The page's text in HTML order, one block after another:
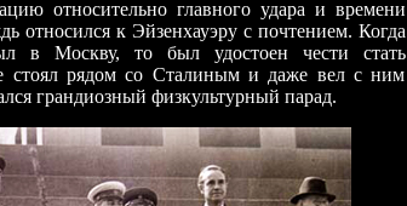
относительно главного удара и времени
относился к Эйзенхауэру с почтением. Когда
в Москву, то был удостоен чести стать
стоял рядом со Сталиным и даже вел с ним
грандиозный физкультурный парад.